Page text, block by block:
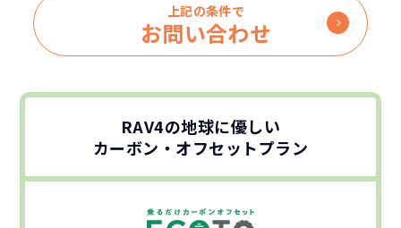
上記の条件で
お問い合わせ
RAV4の地球に優しい
カーボン・オフセットプラン